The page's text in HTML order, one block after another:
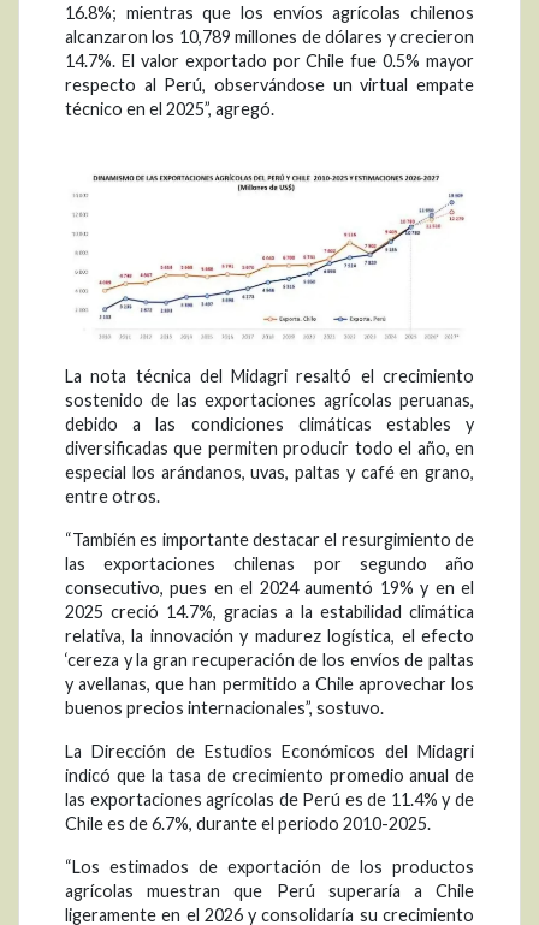
16.8%; mientras que los envíos agrícolas chilenos
alcanzaron los 10,789 millones de dólares y crecieron
14.7%. El valor exportado por Chile fue 0.5% mayor
respecto al Perú, observándose un virtual empate
técnico en el 2025”, agregó.
La nota técnica del Midagri resaltó el crecimiento
sostenido de las exportaciones agrícolas peruanas,
debido a las condiciones climáticas estables y
diversificadas que permiten producir todo el año, en
especial los arándanos, uvas, paltas y café en grano,
entre otros.
“También es importante destacar el resurgimiento de
las exportaciones chilenas por segundo año
consecutivo, pues en el 2024 aumentó 19% y en el
2025 creció 14.7%, gracias a la estabilidad climática
relativa, la innovación y madurez logística, el efecto
‘cereza y la gran recuperación de los envíos de paltas
y avellanas, que han permitido a Chile aprovechar los
buenos precios internacionales”, sostuvo.
La Dirección de Estudios Económicos del Midagri
indicó que la tasa de crecimiento promedio anual de
las exportaciones agrícolas de Perú es de 11.4% y de
Chile es de 6.7%, durante el periodo 2010-2025.
“Los estimados de exportación de los productos
agrícolas muestran que Perú superaría a Chile
ligeramente en el 2026 y consolidaría su crecimiento